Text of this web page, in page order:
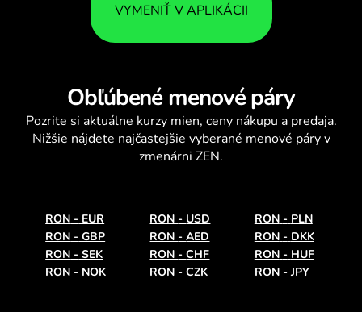
VYMENIŤ V APLIKÁCII
Obľúbené menové páry
Pozrite si aktuálne kurzy mien, ceny nákupu a predaja.
Nižšie nájdete najčastejšie vyberané menové páry v
zmenárni ZEN.
RON - EUR RON - USD RON - PLN
RON - GBP RON - AED RON - DKK
RON - SEK RON - CHF RON - HUF
RON - NOK RON - CZK RON - JPY